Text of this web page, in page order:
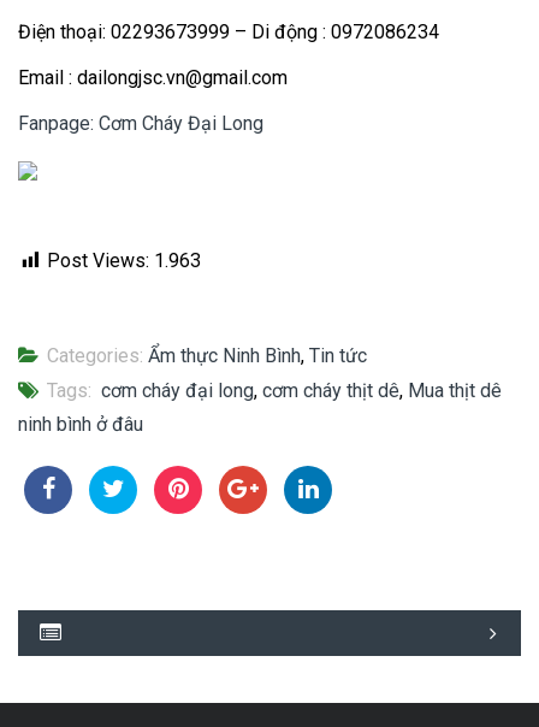
Điện thoại: 02293673999 – Di động : 0972086234
Email : dailongjsc.vn@gmail.com
Fanpage: Cơm Cháy Đại Long
Post Views: 1.963
Categories: Ẩm thực Ninh Bình, Tin tức
Tags: cơm cháy đại long, cơm cháy thịt dê, Mua thịt dê
ninh bình ở đâu